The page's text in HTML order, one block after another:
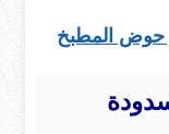
حوض المطبخ